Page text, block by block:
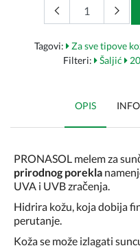
Tagovi: Za sve tipove
Filteri: Šaljić
OPIS
PRONASOL melem za
prirodnog porekla
UVA i UVB zračenja.
Hidrira kožu, koja dobija
perutanje.
Koža se može izlagati